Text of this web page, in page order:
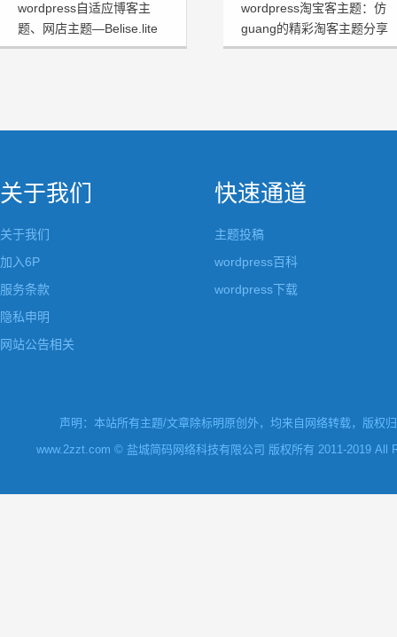
wordpress自适应博客主
题、网店主题—Belise.lite
wordpress淘宝客主题：仿
guang的精彩淘客主题分享
关于我们
关于我们
加入6P
服务条款
隐私申明
网站公告相关
快速通道
主题投稿
wordpress百科
wordpress下载
声明：本站所有主题/文章除标明原创外，均来自网络转载，版权
www.2zzt.com © 盐城简码网络科技有限公司 版权所有 2011-2019